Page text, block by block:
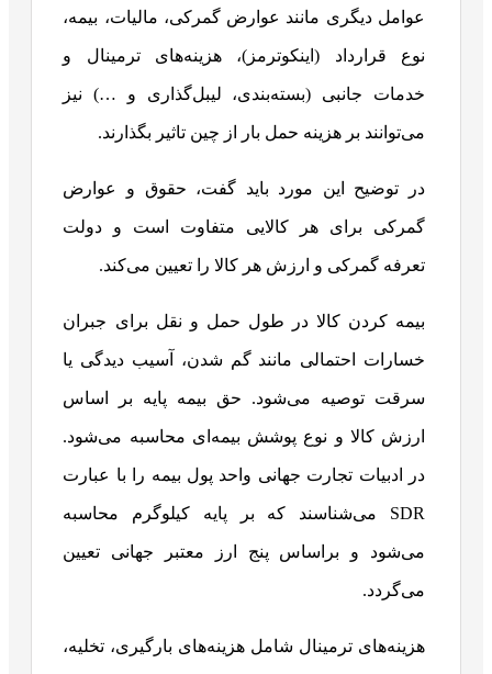
عوامل دیگری مانند عوارض گمرکی، مالیات، بیمه،
نوع قرارداد (اینکوترمز)، هزینه‌های ترمینال و
خدمات جانبی (بسته‌بندی، لیبل‌گذاری و …) نیز
می‌توانند بر هزینه حمل بار از چین تاثیر بگذارند.
در توضیح این مورد باید گفت، حقوق و عوارض
گمرکی برای هر کالایی متفاوت است و دولت
تعرفه گمرکی و ارزش هر کالا را تعیین می‌کند.
بیمه کردن کالا در طول حمل و نقل برای جبران
خسارات احتمالی مانند گم شدن، آسیب دیدگی یا
سرقت توصیه می‌شود. حق بیمه پایه بر اساس
ارزش کالا و نوع پوشش بیمه‌ای محاسبه می‌شود.
در ادبیات تجارت جهانی واحد پول بیمه را با عبارت
SDR می‌شناسند که بر پایه کیلوگرم محاسبه
می‌شود و براساس پنج ارز معتبر جهانی تعیین
می‌گردد.
هزینه‌های ترمینال شامل هزینه‌های بارگیری، تخلیه،